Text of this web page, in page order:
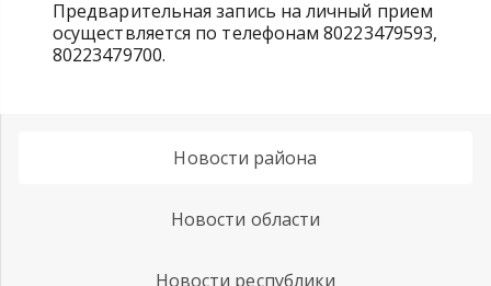
Предварительная запись на личный прием
осуществляется по телефонам 80223479593,
80223479700.
Новости района
Новости области
Новости республики